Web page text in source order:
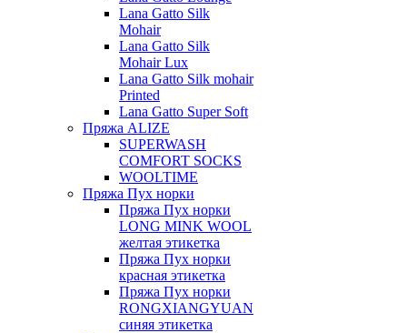
Lana Gatto Silk
Mohair
Lana Gatto Silk
Mohair Lux
Lana Gatto Silk mohair
Printed
Lana Gatto Super Soft
Пряжа ALIZE
SUPERWASH
COMFORT SOCKS
WOOLTIME
Пряжа Пух норки
Пряжа Пух норки
LONG MINK WOOL
желтая этикетка
Пряжа Пух норки
красная этикетка
Пряжа Пух норки
RONGXIANGYUAN
синяя этикетка